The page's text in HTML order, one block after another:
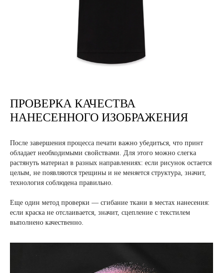
ПРОВЕРКА КАЧЕСТВА
НАНЕСЕННОГО ИЗОБРАЖЕНИЯ
После завершения процесса печати важно убедиться, что принт
обладает необходимыми свойствами. Для этого можно слегка
растянуть материал в разных направлениях: если рисунок остается
целым, не появляются трещины и не меняется структура, значит,
технология соблюдена правильно.
Еще один метод проверки — сгибание ткани в местах нанесения:
если краска не отслаивается, значит, сцепление с текстилем
выполнено качественно.
персональных данных и соглашаетесь c политикой
конфиденциальности
Отправить